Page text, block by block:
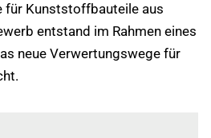
für Kunststoffbauteile aus
entstand im Rahmen eines
neue Verwertungswege für